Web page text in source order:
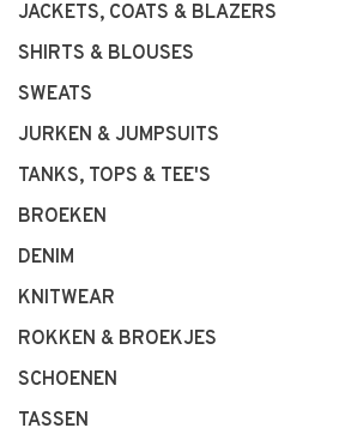
JACKETS, COATS & BLAZERS
SHIRTS & BLOUSES
SWEATS
JURKEN & JUMPSUITS
TANKS, TOPS & TEE'S
BROEKEN
DENIM
KNITWEAR
ROKKEN & BROEKJES
SCHOENEN
TASSEN